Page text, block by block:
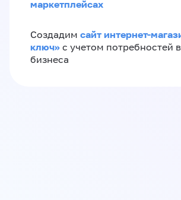
маркетплейсах
Создадим сайт интернет-
ключ» с учетом потребностей
бизнеса